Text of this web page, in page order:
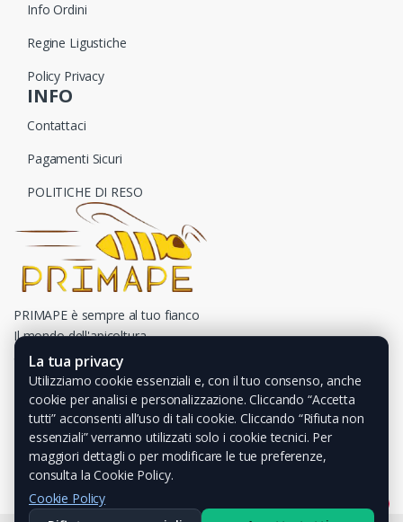
Info Ordini
Regine Ligustiche
Policy Privacy
INFO
Contattaci
Pagamenti Sicuri
POLITICHE DI RESO
PRIMAPE è sempre al tuo fianco
Il mondo dell'apicoltura
a portata di un click
La tua privacy
Utilizziamo cookie essenziali e, con il tuo consenso, anche
cookie per analisi e personalizzazione. Cliccando “Accetta
tutti” acconsenti all’uso di tali cookie. Cliccando “Rifiuta non
essenziali” verranno utilizzati solo i cookie tecnici. Per
maggiori dettagli o per modificare le tue preferenze,
consulta la Cookie Policy.
Cookie Policy